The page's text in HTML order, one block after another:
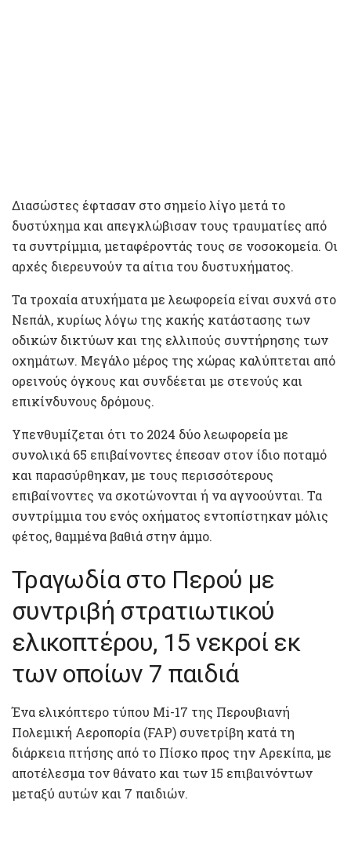
Διασώστες έφτασαν στο σημείο λίγο μετά το
δυστύχημα και απεγκλώβισαν τους τραυματίες από
τα συντρίμμια, μεταφέροντάς τους σε νοσοκομεία. Οι
αρχές διερευνούν τα αίτια του δυστυχήματος.
Τα τροχαία ατυχήματα με λεωφορεία είναι συχνά στο
Νεπάλ, κυρίως λόγω της κακής κατάστασης των
οδικών δικτύων και της ελλιπούς συντήρησης των
οχημάτων. Μεγάλο μέρος της χώρας καλύπτεται από
ορεινούς όγκους και συνδέεται με στενούς και
επικίνδυνους δρόμους.
Υπενθυμίζεται ότι το 2024 δύο λεωφορεία με
συνολικά 65 επιβαίνοντες έπεσαν στον ίδιο ποταμό
και παρασύρθηκαν, με τους περισσότερους
επιβαίνοντες να σκοτώνονται ή να αγνοούνται. Τα
συντρίμμια του ενός οχήματος εντοπίστηκαν μόλις
φέτος, θαμμένα βαθιά στην άμμο.
Τραγωδία στο Περού με
συντριβή στρατιωτικού
ελικοπτέρου, 15 νεκροί εκ
των οποίων 7 παιδιά
Ένα ελικόπτερο τύπου Mi-17 της Περουβιανή
Πολεμική Αεροπορία (FAP) συνετρίβη κατά τη
διάρκεια πτήσης από το Πίσκο προς την Αρεκίπα, με
αποτέλεσμα τον θάνατο και των 15 επιβαινόντων
μεταξύ αυτών και 7 παιδιών.